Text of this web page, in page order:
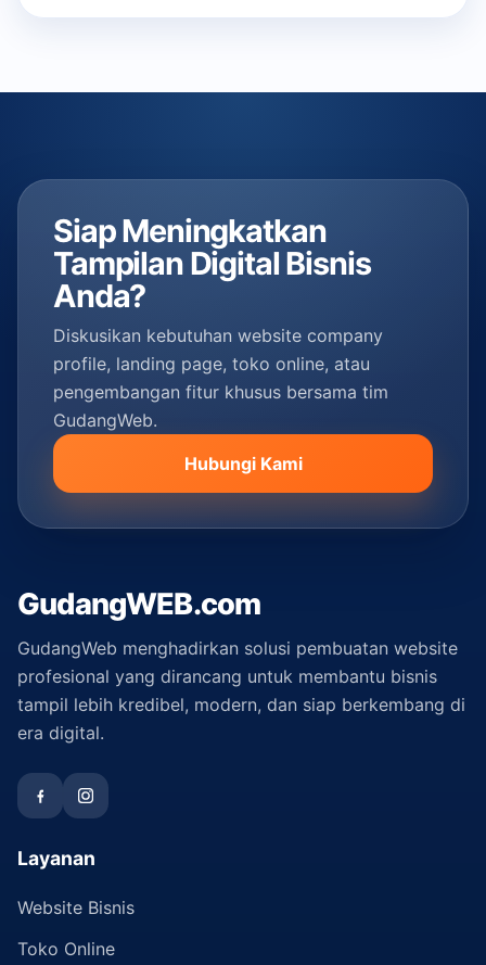
Siap Meningkatkan
Tampilan Digital Bisnis
Anda?
Diskusikan kebutuhan website company
profile, landing page, toko online, atau
pengembangan fitur khusus bersama tim
GudangWeb.
Hubungi Kami
GudangWEB.com
GudangWeb menghadirkan solusi pembuatan website
profesional yang dirancang untuk membantu bisnis
tampil lebih kredibel, modern, dan siap berkembang di
era digital.
Layanan
Website Bisnis
Toko Online